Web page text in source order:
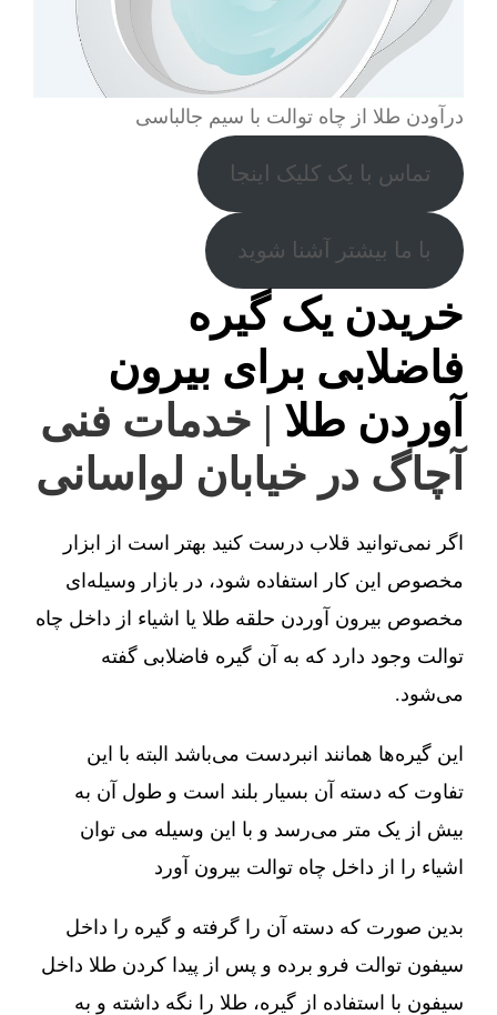
درآودن طلا از چاه توالت با سیم جالباسی
تماس با یک کلیک اینجا
با ما بیشتر آشنا شوید
خریدن یک گیره
فاضلابی برای بیرون
آوردن طلا | خدمات فنی
آچاگ در خیابان لواسانی
اگر نمی‌توانید قلاب درست کنید بهتر است از ابزار
مخصوص این کار استفاده شود، در بازار وسیله‌ای
مخصوص بیرون آوردن حلقه طلا یا اشیاء از داخل چاه
توالت وجود دارد که به آن گیره فاضلابی گفته
می‌شود.
این گیره‌ها همانند انبردست می‌باشد البته با این
تفاوت که دسته آن بسیار بلند است و طول آن به
بیش از یک متر می‌رسد و با این وسیله می توان
اشیاء را از داخل چاه توالت بیرون آورد
بدین صورت که دسته آن را گرفته و گیره را داخل
سیفون توالت فرو برده و پس از پیدا کردن طلا داخل
سیفون با استفاده از گیره، طلا را نگه داشته و به